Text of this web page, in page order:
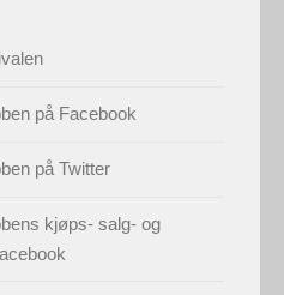
på Facebook
på Twitter
kjøps- salg- og